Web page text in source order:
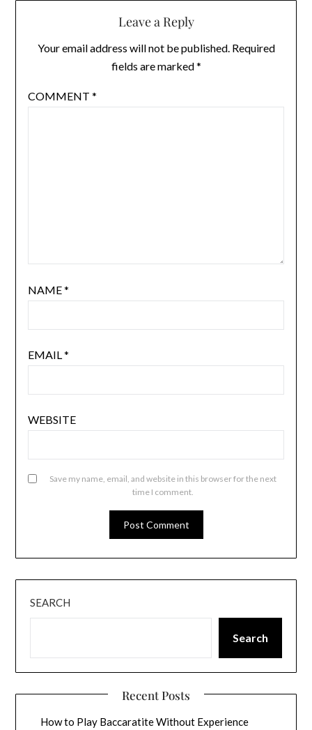
Leave a Reply
Your email address will not be published. Required
fields are marked*
COMMENT *
NAME*
EMAIL*
WEBSITE
Save my name, email, and website in this browser for the next
time I comment.
SEARCH
Search
Recent Posts
How to Play Baccaratite Without Experience